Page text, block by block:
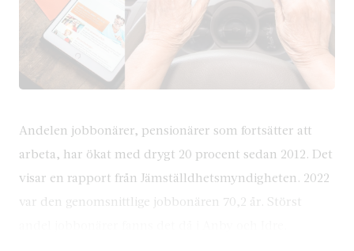
Andelen jobbonärer, pensionärer som fortsätter att
arbeta, har ökat med drygt 20 procent sedan 2012. Det
visar en rapport från Jämställdhetsmyndigheten. 2022
var den genomsnittlige jobbonären 70,2 år. Störst